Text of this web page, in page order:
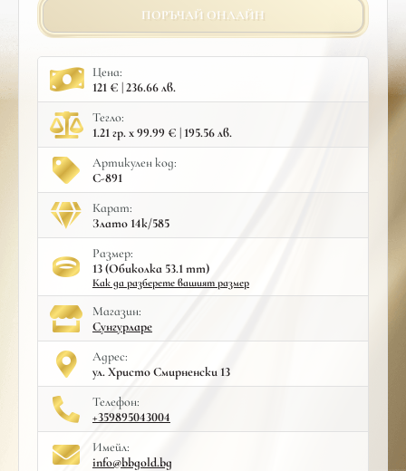
ПОРЪЧАЙ ОНЛАЙН
Цена:
121 € | 236.66 лв.
Тегло:
1.21 гр. x 99.99 € | 195.56 лв.
Артикулен код:
С-891
Карат:
Злато 14к/585
Размер:
13 (Обиколка 53.1 mm)
Как да разберете вашият размер
Mагазин:
Сунгурларе
Адрес:
ул. Христо Смирненски 13
Телефон:
+359895043004
Имейл:
info@bbgold.bg